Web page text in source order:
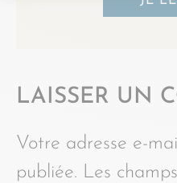
LAISSER UN
Votre adresse e-
publiée. Les